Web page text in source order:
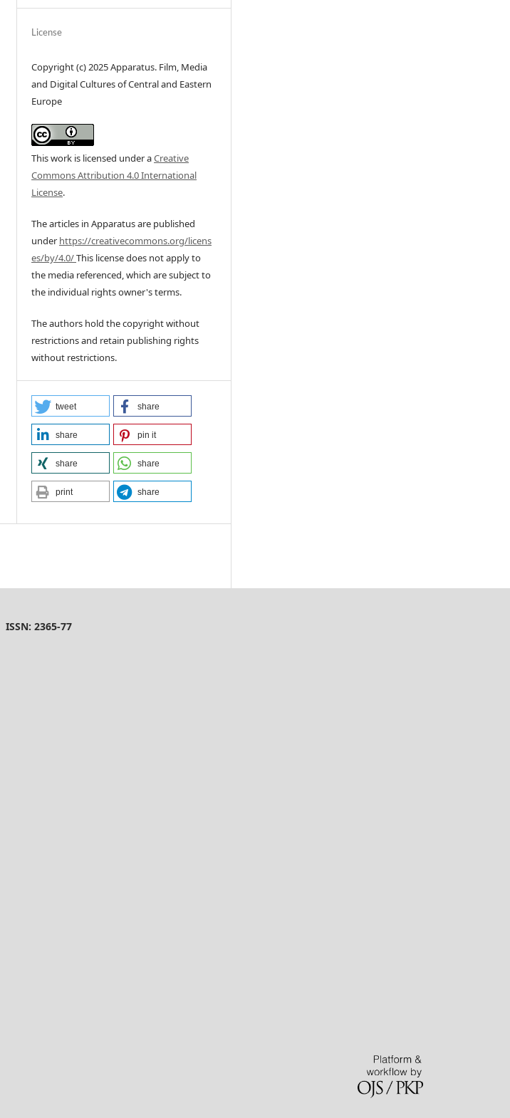
License
Copyright (c) 2025 Apparatus. Film, Media
and Digital Cultures of Central and Eastern
Europe
This work is licensed under aCreative
Commons Attribution 4.0 International
License.
The articles in Apparatus are published
underhttps://creativecommons.org/licens
es/by/4.0/This license does not apply to
the media referenced, which are subject to
the individual rights owner's terms.
The authors hold the copyright without
restrictions and retain publishing rights
without restrictions.
tweet share
share pin it
share share
print share
ISSN: 2365-77